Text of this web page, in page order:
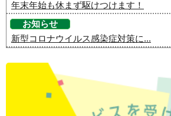
年末年始も休まず駆けつけます！
お知らせ
新型コロナウイルス感染症対策に...